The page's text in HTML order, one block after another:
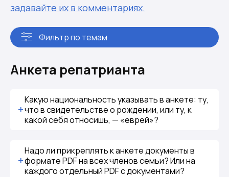
задавайте их в комментариях.
Фильтр по темам
Анкета репатрианта
Какую национальность указывать в анкете: ту,
что в свидетельстве о рождении, или ту, к
какой себя относишь, — «еврей»?
Надо ли прикреплять к анкете документы в
формате PDF на всех членов семьи? Или на
каждого отдельный PDF с документами?